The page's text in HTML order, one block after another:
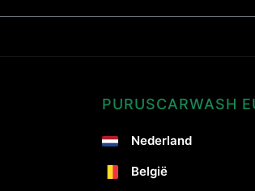
PURUSCARWASH
Nederland
België